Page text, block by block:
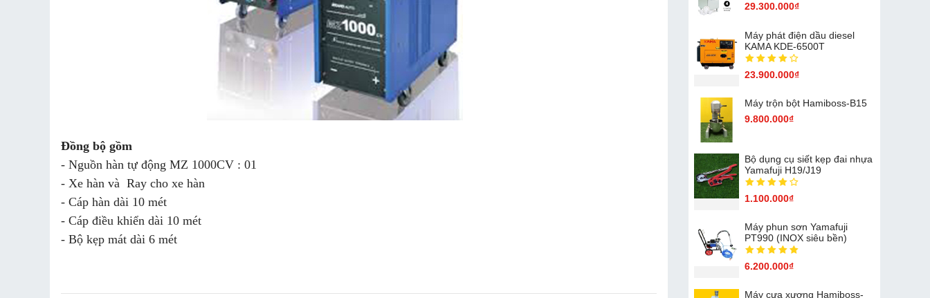
Đồng bộ gồm
- Nguồn hàn tự động MZ 1000CV : 01
- Xe hàn và Ray cho xe hàn
- Cáp hàn dài 10 mét
- Cáp điều khiển dài 10 mét
- Bộ kẹp mát dài 6 mét
29.300.000₫
Máy phát điện dầu diesel
KAMA KDE-6500T
23.900.000₫
Máy trộn bột Hamiboss-B15
9.800.000₫
Bộ dụng cụ siết kẹp đai nhựa
Yamafuji H19/J19
1.100.000₫
Máy phun sơn Yamafuji
PT990 (INOX siêu bền)
6.200.000₫
Máy cưa xương Hamiboss-